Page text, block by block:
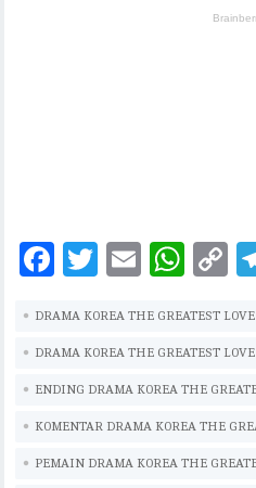
F
eb
oo
k
T
it
te
r
E
ai
l
W
at
s
A
p
p
C
p
y
n
k
DRAMA KOREA THE GREATEST LOVE
DRAMA KOREA THE GREATEST
ENDING DRAMA KOREA THE
KOMENTAR DRAMA KOREA THE
PEMAIN DRAMA KOREA THE